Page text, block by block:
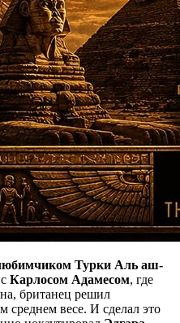
Турки Аль аш-
Карлосом Адамесом, где
британец решил
среднем весе. И сделал это